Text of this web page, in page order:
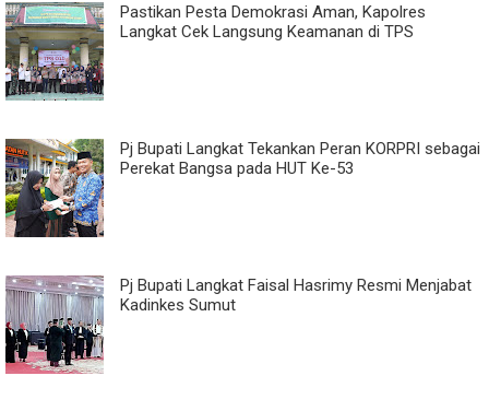
Pastikan Pesta Demokrasi Aman, Kapolres
Langkat Cek Langsung Keamanan di TPS
Pj Bupati Langkat Tekankan Peran KORPRI sebagai
Perekat Bangsa pada HUT Ke-53
Pj Bupati Langkat Faisal Hasrimy Resmi Menjabat
Kadinkes Sumut